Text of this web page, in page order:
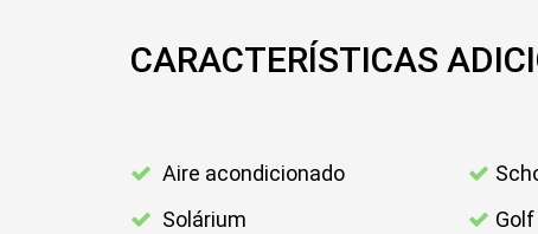
CARACTERÍSTICAS
Aire acondicionado
Solárium
Golf